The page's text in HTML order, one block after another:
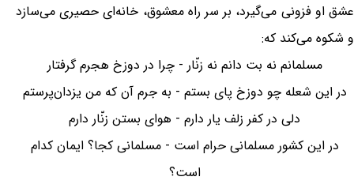
عشق او فزونی می‌گیرد، بر سر راه معشوق، خانه‌ای حصیری می‌سازد
و شکوه می‌کند که:
مسلمانم نه بت دانم نه زنّار - چرا در دوزخ هجرم گرفتار
در این شعله چو دوزخ پای بستم - به جرم آن که من یزدان‌پرستم
دلی در کفر زلف یار دارم - هوای بستن زنّار دارم
در این کشور مسلمانی حرام است - مسلمانی کجا؟ ایمان کدام
است؟